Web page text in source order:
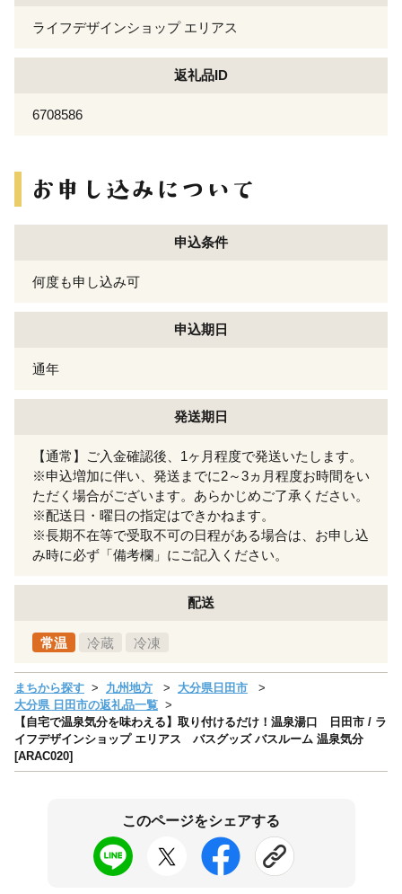
ライフデザインショップ エリアス
返礼品ID
6708586
申込条件
何度も申し込み可
申込期日
通年
発送期日
【通常】ご入金確認後、1ヶ月程度で発送いたします。
※申込増加に伴い、発送までに2～3ヵ月程度お時間をい
ただく場合がございます。あらかじめご了承ください。
※配送日・曜日の指定はできかねます。
※長期不在等で受取不可の日程がある場合は、お申し込
み時に必ず「備考欄」にご記入ください。
配送
常温 冷蔵 冷凍
まちから探す 九州地方
大分県日田市
大分県 日田市の返礼品一覧
【自宅で温泉気分を味わえる】取り付けるだけ！温泉湯口 日田市 / ラ
イフデザインショップ エリアス バスグッズ バスルーム 温泉気分
[ARAC020]
このページをシェアする